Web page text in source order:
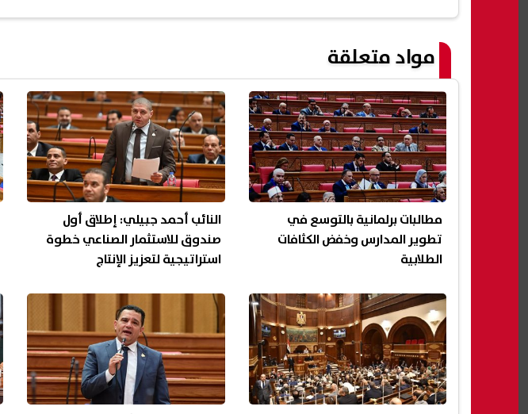
مواد متعلقة
مطالبات برلمانية بالتوسع في
تطوير المدارس وخفض الكثافات
الطلابية
النائب أحمد جبيلي: إطلاق أول
صندوق للاستثمار الصناعي خطوة
استراتيجية لتعزيز الإنتاج